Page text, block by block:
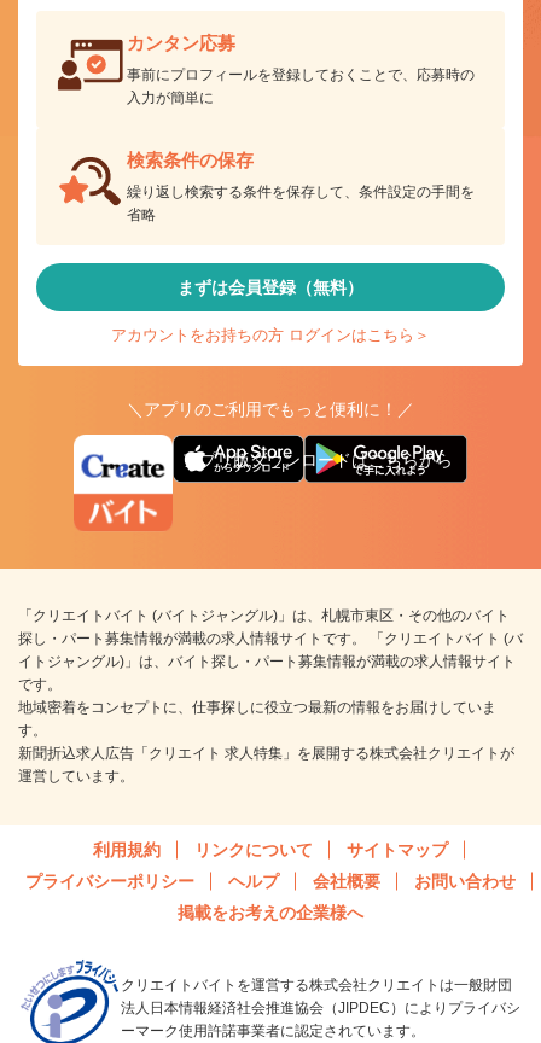
カンタン応募
事前にプロフィールを登録しておくことで、応募時の
入力が簡単に
検索条件の保存
繰り返し検索する条件を保存して、条件設定の手間を
省略
まずは会員登録（無料）
アカウントをお持ちの方 ログインはこちら＞
＼アプリのご利用でもっと便利に！／
アプリ版ダウンロードはこちらから
「クリエイトバイト (バイトジャングル)」は、札幌市東区・その他のバイト
探し・パート募集情報が満載の求人情報サイトです。 「クリエイトバイト (バ
イトジャングル)」は、バイト探し・パート募集情報が満載の求人情報サイト
です。
地域密着をコンセプトに、仕事探しに役立つ最新の情報をお届けしていま
す。
新聞折込求人広告「クリエイト 求人特集」を展開する株式会社クリエイトが
運営しています。
利用規約 リンクについて
サイトマップ
プライバシーポリシー
ヘルプ 会社概要
お問い合わせ
掲載をお考えの企業様へ
クリエイトバイトを運営する株式会社クリエイトは一般財団
法人日本情報経済社会推進協会（JIPDEC）によりプライバシ
ーマーク使用許諾事業者に認定されています。